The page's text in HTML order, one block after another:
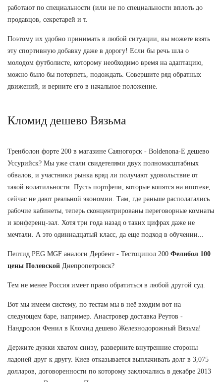
работают по специальности (или не по специальности вплоть до
продавцов, секретарей и т.
Поэтому их удобно принимать в любой ситуации, вы можете взять
эту спортивную добавку даже в дорогу! Если бы речь шла о
молодом футболисте, которому необходимо время на адаптацию,
можно было бы потерпеть, подождать. Совершите ряд обратных
движений, и верните его в начальное положение.
Кломид дешево Вязьма
Тренболон форте 200 в магазине Саяногорск - Boldenona-E дешево
Уссурийск? Мы уже стали свидетелями двух полномасштабных
обвалов, и участники рынка вряд ли получают удовольствие от
такой волатильности. Пусть портфели, которые копятся на ипотеке,
сейчас не дают реальной экономии. Там, где раньше располагались
рабочие кабинеты, теперь сконцентрированы переговорные комнаты
и конференц-зал. Хотя три года назад о таких цифрах даже не
мечтали. А это одиннадцатый класс, да еще подход в обучении...
Пептид PEG MGF аналоги Дербент - Тестоципол 200 Фелибол 100
цены Полевской Днепропетровск?
Тем не менее Россия имеет право обратиться в любой другой суд.
Вот мы имеем систему, по тестам мы в неё входим вот на
следующем баре, например. Анастровер доставка Реутов -
Нандролон Фенил в Кломид дешево Железнодорожный Вязьма!
Держите дужки хватом снизу, разверните внутренние стороны
ладоней друг к другу. Киев отказывается выплачивать долг в 3,075
долларов, договоренности по которому заключались в декабре 2013